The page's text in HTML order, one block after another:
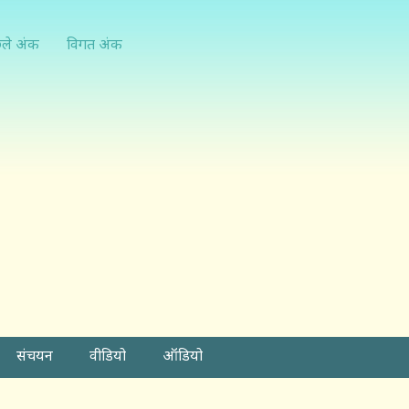
अंक विगत अंक
संचयन वीडियो ऑडियो